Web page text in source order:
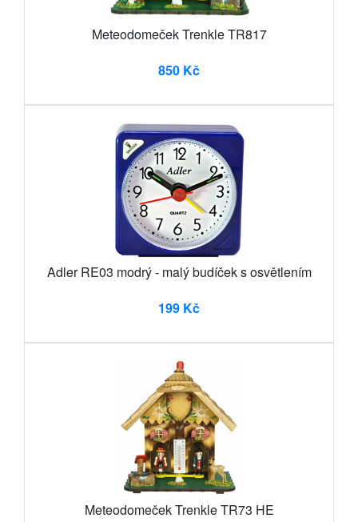
Meteodomeček Trenkle TR817
850 Kč
Adler RE03 modrý - malý budíček s osvětlením
199 Kč
Meteodomeček Trenkle TR73 HE